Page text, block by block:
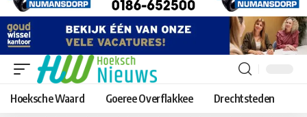
Hoeksche Waard Goeree Overflakkee Drechtsteden